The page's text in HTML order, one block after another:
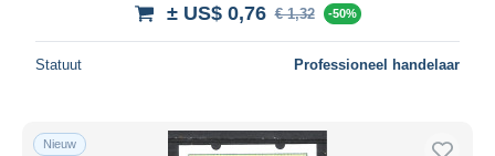
± US$ 0,76 € 1,32 -50%
Statuut Professioneel handelaar
Nieuw